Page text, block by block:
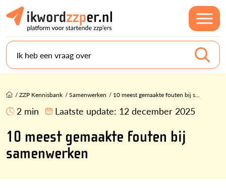
Ik heb een vraag over
/ZZP Kennisbank /Samenwerken / 10 meest gemaakte fouten bij s...
2 min Laatste update: 12 december 2025
10 meest gemaakte fouten bij
samenwerken